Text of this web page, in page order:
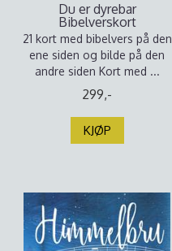
Du er dyrebar
Bibelverskort
21 kort med bibelvers på den
ene siden og bilde på den
andre siden Kort med ...
299,-
KJØP